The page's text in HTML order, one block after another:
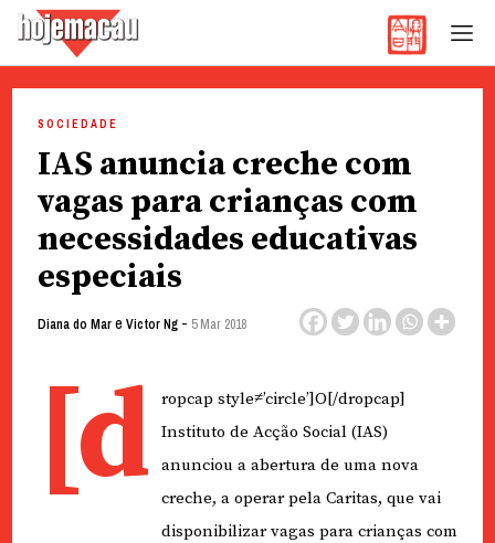
content
SOCIEDADE
IAS anuncia creche com
vagas para crianças com
necessidades educativas
especiais
Diana do Mare Victor Ng- 5 Mar 2018
[d
ropcap style≠’circle’]O[/dropcap]
Instituto de Acção Social (IAS)
anunciou a abertura de uma nova
creche, a operar pela Caritas, que vai
disponibilizar vagas para crianças com